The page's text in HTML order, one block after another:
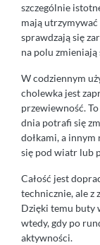
szczególnie
mają utrzymywać
sprawdzają się
na polu zmieniają
W codziennym
cholewka jest
przewiewność.
dnia potrafi się
dołkami, a innym
się pod wiatr lub
Całość jest
technicznie, ale z
Dzięki temu buty
wtedy, gdy po
aktywności.